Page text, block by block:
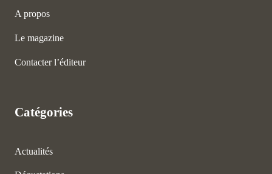
A propos
Le magazine
Contacter l’éditeur
Catégories
Actualités